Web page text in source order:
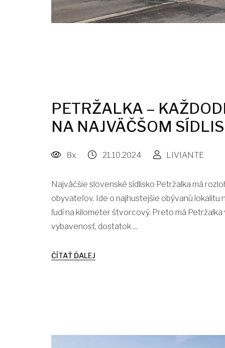
PETRŽALKA –
NA NAJVÄČŠOM
8x 21.10.2024 LIVIANTE
Najväčšie slovenské sídlisko Petržalka má
obyvateľov. Ide o najhustejšie obývanú lokalitu
ľudí na kilometer štvorcový. Preto má
vybavenosť, dostatok ...
ČÍTAŤ ĎALEJ